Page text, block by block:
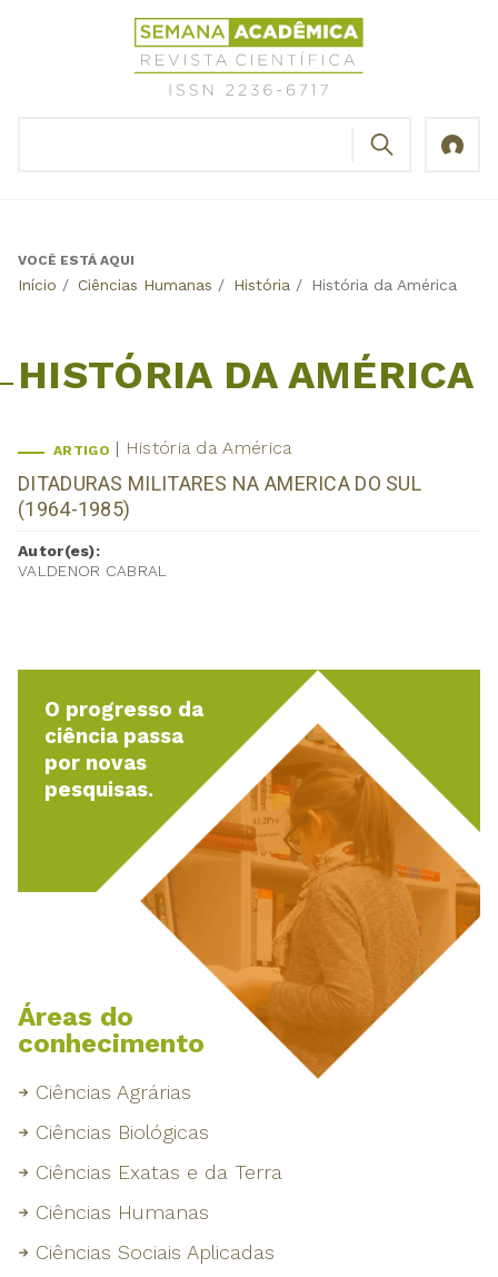
Revista
Científica
Semana
Back
VOCÊ ESTÁ AQUI
Início / Ciências Humanas / História / História da América
HISTÓRIA DA AMÉRICA
ARTIGO História da América
DITADURAS MILITARES NA AMERICA DO SUL
(1964-1985)
Autor(es):
VALDENOR CABRAL
O progresso da
ciência passa
por novas
pesquisas.
Áreas do
conhecimento
Ciências Agrárias
Ciências Biológicas
Ciências Exatas e da Terra
Ciências Humanas
Ciências Sociais Aplicadas